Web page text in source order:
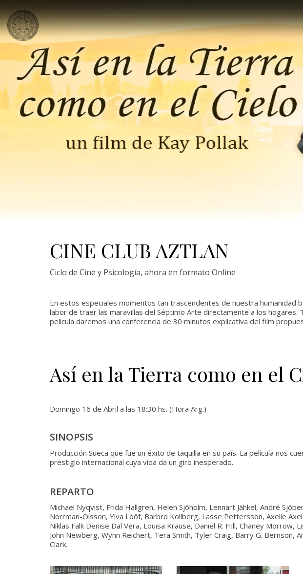
CINE CLUB AZTLAN
Ciclo de Cine y Psicología, ahora en formato Online
En estos especiales momentos tan trascendentes de nuestra humanidad
labor de traer las maravillas del Séptimo Arte directamente a los hogares.
película daremos una conferencia de 30 minutos explicativa del film
Así en la Tierra como en el
Domingo 16 de Abril a las 18:30 hs. (Hora Arg.)
SINOPSIS
Producción Sueca que fue un éxito de taquilla en su país. La película nos
prestigio internacional cuya vida da un giro inesperado.
REPARTO
Michael Nyqvist, Frida Hallgren, Helen Sjöholm, Lennart Jähkel, André
Norrman-Olsson, Ylva Lööf, Barbro Kollberg, Lasse Pettersson, Axelle
Niklas Falk Denise Dal Vera, Louisa Krause, Daniel R. Hill, Chaney Morrow,
John Newberg, Wynn Reichert, Tera Smith, Tyler Craig, Barry G. Bernson,
Clark.